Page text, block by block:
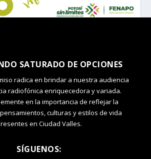
SATURADO DE OPCIONES
radica en brindar a nuestra audiencia
radiofónica enriquecedora y variada.
en la importancia de reflejar la
culturas y estilos de vida
en Ciudad Valles.
SÍGUENOS: